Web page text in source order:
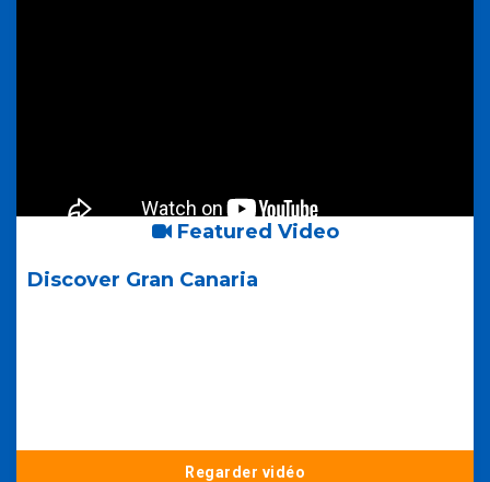
Featured Video
Discover Gran Canaria
Regarder vidéo